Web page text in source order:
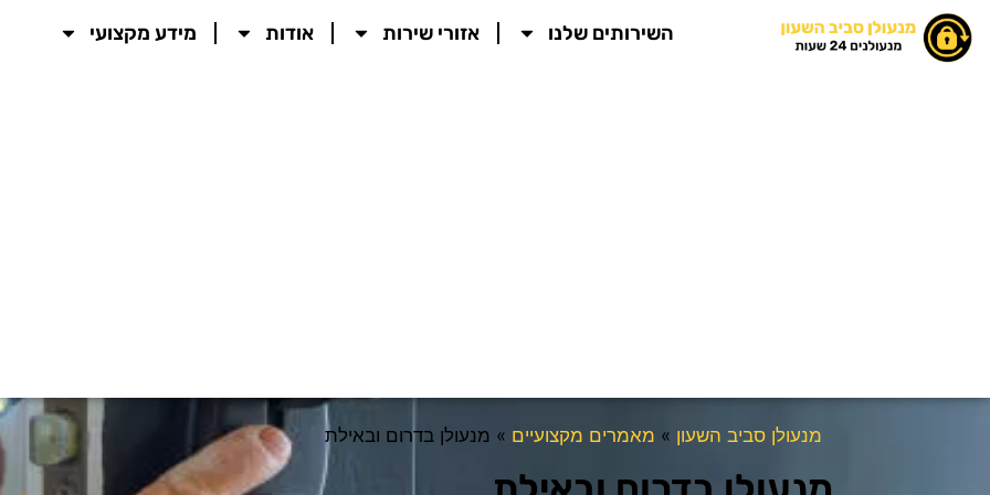
דילוג
לתוכן
השירותים שלנו אזורי שירות אודות מידע מקצועי
מנעולן סביב השעון » מאמרים מקצועיים » מנעולן בדרום ובאילת